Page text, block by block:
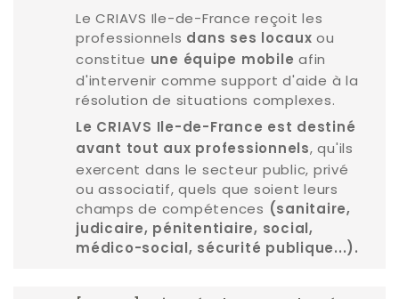
Le CRIAVS Ile-de-France reçoit les
professionnels dans ses locaux ou
constitue une équipe mobile afin
d'intervenir comme support d'aide à la
résolution de situations complexes.
Le CRIAVS Ile-de-France est destiné
avant tout aux professionnels, qu'ils
exercent dans le secteur public, privé
ou associatif, quels que soient leurs
champs de compétences (sanitaire,
judicaire, pénitentiaire, social,
médico-social, sécurité publique...).